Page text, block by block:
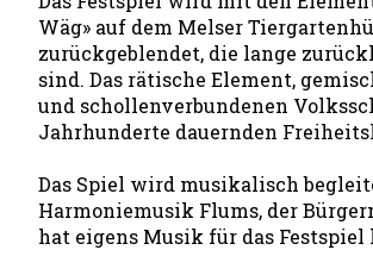
Wäg» auf dem Melser
zurückgeblendet, die lange
sind. Das rätische Element,
und schollenverbundenen
Jahrhunderte dauernden
Das Spiel wird musikalisch
Harmoniemusik Flums, der
hat eigens Musik für das